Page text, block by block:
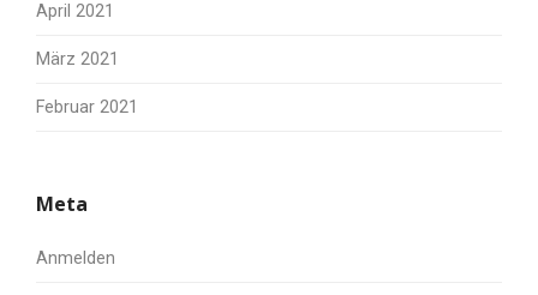
April 2021
März 2021
Februar 2021
Meta
Anmelden